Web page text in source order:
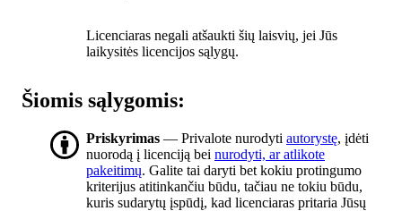
Licenciaras negali atšaukti šių laisvių, jei Jūs
laikysitės licencijos sąlygų.
Šiomis sąlygomis:
Priskyrimas — Privalote nurodyti autorystę, įdėti
nuorodą į licenciją bei nurodyti, ar atlikote
pakeitimų. Galite tai daryti bet kokiu protingumo
kriterijus atitinkančiu būdu, tačiau ne tokiu būdu,
kuris sudarytų įspūdį, kad licenciaras pritaria Jūsų